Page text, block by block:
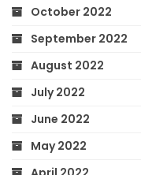
October 2022
September 2022
August 2022
July 2022
June 2022
May 2022